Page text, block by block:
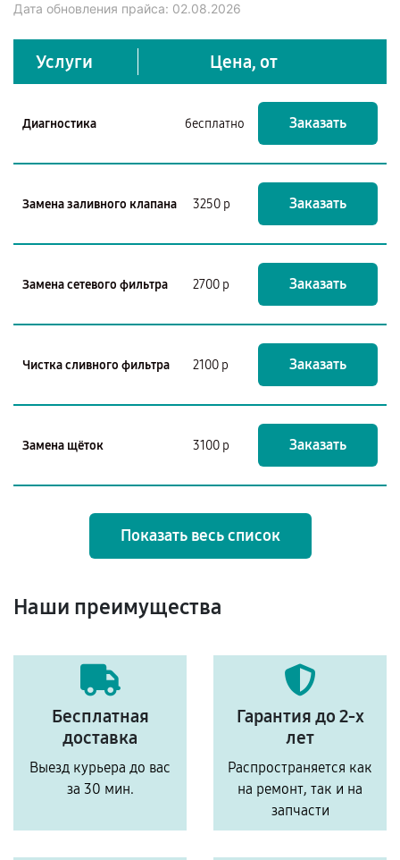
Дата обновления прайса: 02.08.2026
Услуги Цена, от
Диагностика бесплатно Заказать
Замена заливного клапана 3250 р Заказать
Замена сетевого фильтра 2700 р Заказать
Чистка сливного фильтра 2100 р Заказать
Замена щёток 3100 р Заказать
Показать весь список
Наши преимущества
Бесплатная
доставка
Выезд курьера до вас
за 30 мин.
Гарантия до 2-х
лет
Распространяется как
на ремонт, так и на
запчасти